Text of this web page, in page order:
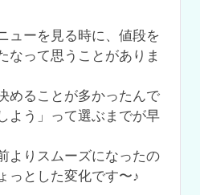
ューを見る時に、値段を
なって思うことがありま
めることが多かったんで
よう」って選ぶまでが早
よりスムーズになったの
っとした変化です〜♪